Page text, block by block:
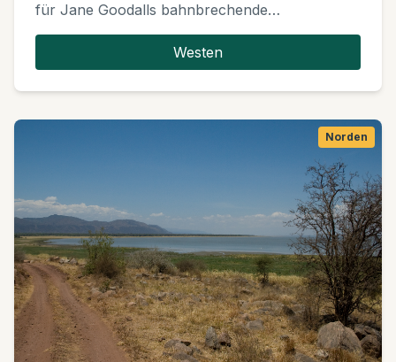
für Jane Goodalls bahnbrechende
Schimpansenforschung. Dieser kleine Park
bietet außergewöhnliche Möglichkeiten zum
Schimpansen-Trekking und zur Erkundung
vielfältiger Waldlebensräume.
Westen
Norden